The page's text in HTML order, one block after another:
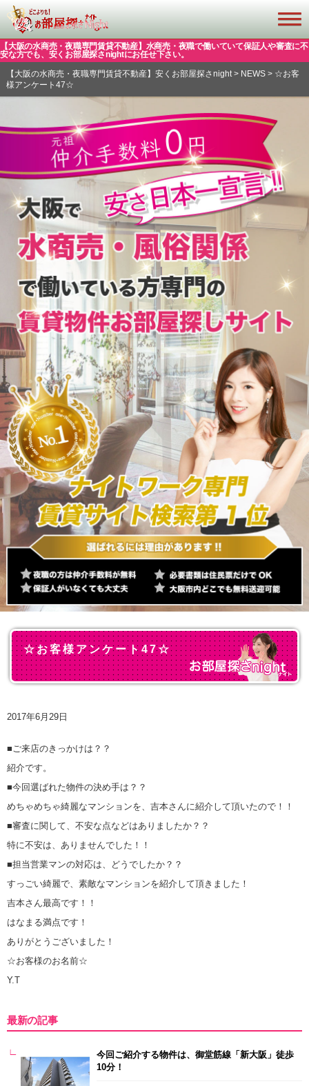
【大阪の水商売・夜職専門賃貸不動産】水商売・夜職で働いていて保証人や審査に不
安な方でも、安くお部屋探さnightにお任せ下さい。
【大阪の水商売・夜職専門賃貸不動産】安くお部屋探さnight> NEWS> ☆お客
様アンケート47☆
☆お客様アンケート47☆
2017年6月29日
■ご来店のきっかけは？？
紹介です。
■今回選ばれた物件の決め手は？？
めちゃめちゃ綺麗なマンションを、吉本さんに紹介して頂いたので！！
■審査に関して、不安な点などはありましたか？？
特に不安は、ありませんでした！！
■担当営業マンの対応は、どうでしたか？？
すっごい綺麗で、素敵なマンションを紹介して頂きました！
吉本さん最高です！！
はなまる満点です！
ありがとうございました！
☆お客様のお名前☆
Y.T
最新の記事
今回ご紹介する物件は、御堂筋線「新大阪」徒歩
10分！